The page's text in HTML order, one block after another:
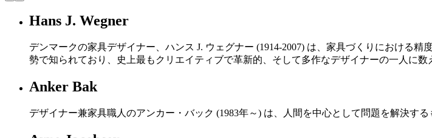
Hans J. Wegner
デンマークの家具デザイナー、ハンス J. ウェグナー (1914-2007) は、家具づくりにおける
勢で知られており、史上最もクリエイティブで革新的、そして多作なデザイナーの一人に数
Anker Bak
デザイナー兼家具職人のアンカー・バック (1983年～) は、人間を中心として問題を解決す